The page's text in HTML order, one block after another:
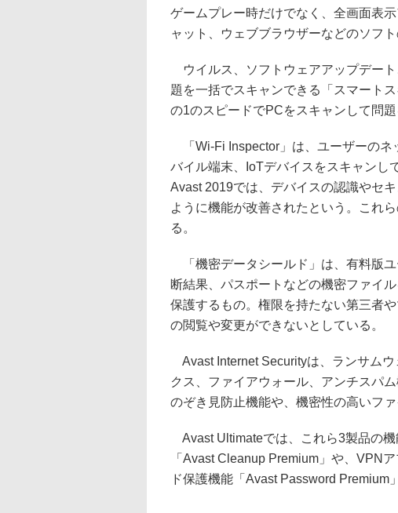
ゲームプレー時だけでなく、全画面表
ャット、ウェブブラウザーなどのソフ
ウイルス、ソフトウェアアップデー
題を一括でスキャンできる「スマート
の1のスピードでPCをスキャンして問
「Wi-Fi Inspector」は、ユーザーのネ
バイル端末、IoTデバイスをスキャンし
Avast 2019では、デバイスの認識やセ
ように機能が改善されたという。これ
る。
「機密データシールド」は、有料版
断結果、パスポートなどの機密ファイ
保護するもの。権限を持たない第三者
の閲覧や変更ができないとしている。
Avast Internet Securityは、ランサム
クス、ファイアウォール、アンチスパ
のぞき見防止機能や、機密性の高いフ
Avast Ultimateでは、これら3製品の
「Avast Cleanup Premium」や、VPN
ド保護機能「Avast Password Premium